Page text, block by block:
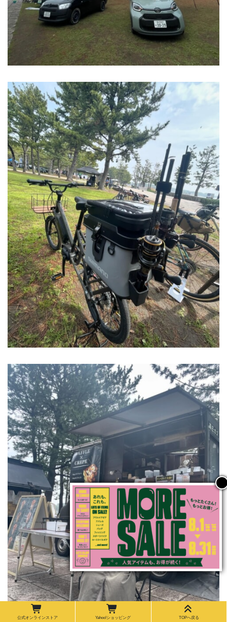
公式オンラインストア Yahoo!ショッピング TOPへ戻る